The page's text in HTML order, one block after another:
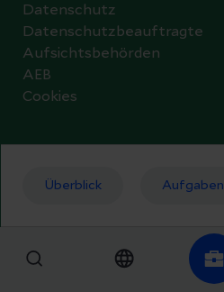
Überblick Aufgaben
Datenschutz
Datenschutzbeauftragte
Aufsichtsbehörden
AEB
Cookies